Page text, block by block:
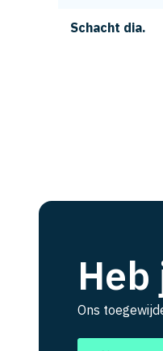
Schacht dia.
Ons